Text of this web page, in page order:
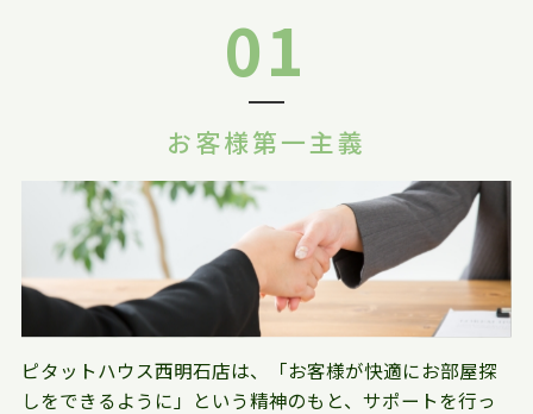
01
お客様第一主義
ピタットハウス西明石店は、「お客様が快適にお部屋探
しをできるように」という精神のもと、サポートを行っ